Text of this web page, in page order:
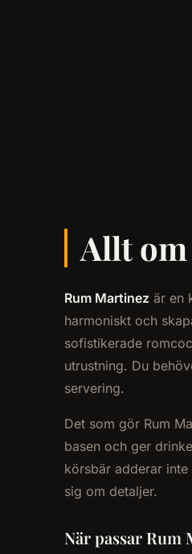
Allt
Rum Martinez är en
harmoniskt och
sofistikerade
utrustning. Du
servering.
Det som gör Rum
basen och ger
körsbär adderar
sig om detaljer.
När passar Rum